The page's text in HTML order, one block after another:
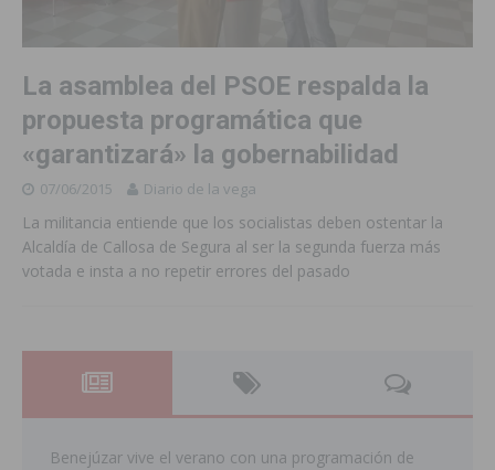
La asamblea del PSOE respalda la
propuesta programática que
«garantizará» la gobernabilidad
07/06/2015 Diario de la vega
La militancia entiende que los socialistas deben ostentar la
Alcaldía de Callosa de Segura al ser la segunda fuerza más
votada e insta a no repetir errores del pasado
Benejúzar vive el verano con una programación de